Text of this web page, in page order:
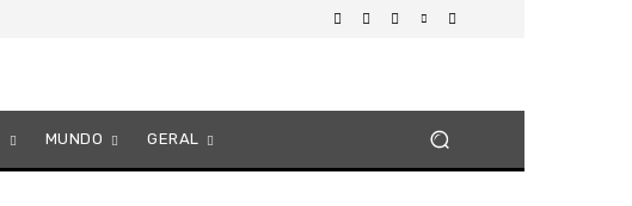
MUNDO GERAL